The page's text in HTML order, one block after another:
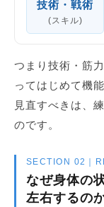
技術・戦術
(スキル)
つまり技術・筋
ってはじめて機
見直すべきは、
のです。
SECTION 02｜
なぜ身体の
左右するの